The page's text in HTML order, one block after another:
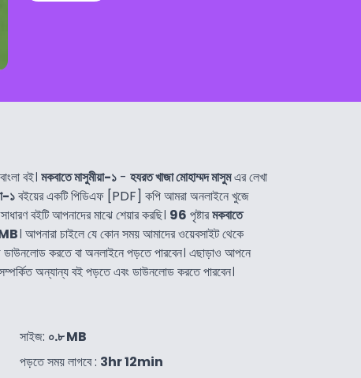
বই। মকবাতে মাসুমীয়া-১ - হযরত খাজা মোহাম্মদ মাসুমএর লেখা
১বইয়ের একটি পিডিএফ [PDF] কপি আমরা অনলাইনে খুজে
বইটি আপনাদের মাঝে শেয়ার করছি। 96 পৃষ্টারমকবাতে
। আপনারা চাইলে যে কোন সময় আমাদের ওয়েবসাইট থেকে
ডাউনলোড করতে বা অনলাইনে পড়তে পারবেন। এছাড়াও আপনে
অন্যান্য বই পড়তে এবং ডাউনলোড করতে পারবেন।
সাইজ: ০.৮ MB
পড়তে সময় লাগবে : 3hr 12min